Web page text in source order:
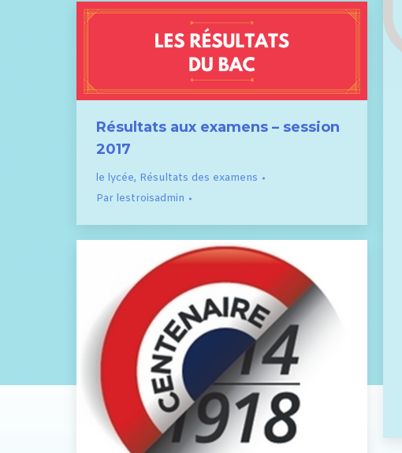
Résultats aux examens – session
2017
le lycée, Résultats des examens
Par lestroisadmin